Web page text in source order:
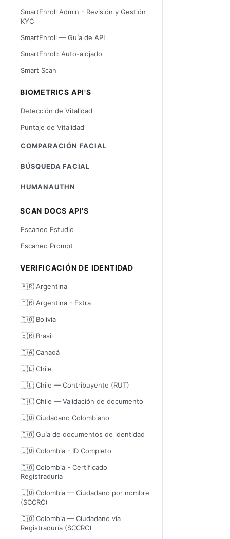
SmartEnroll Admin - Revisión y Gestión
KYC
SmartEnroll — Guía de API
SmartEnroll: Auto-alojado
Smart Scan
BIOMETRICS API'S
Detección de Vitalidad
Puntaje de Vitalidad
COMPARACIÓN FACIAL
BÚSQUEDA FACIAL
HUMANAUTHN
SCAN DOCS API'S
Escaneo Estudio
Escaneo Prompt
VERIFICACIÓN DE IDENTIDAD
🇦🇷 Argentina
🇦🇷 Argentina - Extra
🇧🇴 Bolivia
🇧🇷 Brasil
🇨🇦 Canadá
🇨🇱 Chile
🇨🇱 Chile — Contribuyente (RUT)
🇨🇱 Chile — Validación de documento
🇨🇴 Ciudadano Colombiano
🇨🇴 Guía de documentos de identidad
🇨🇴 Colombia - ID Completo
🇨🇴 Colombia - Certificado
Registraduría
🇨🇴 Colombia — Ciudadano por nombre
(SCCRC)
🇨🇴 Colombia — Ciudadano vía
Registraduría (SCCRC)